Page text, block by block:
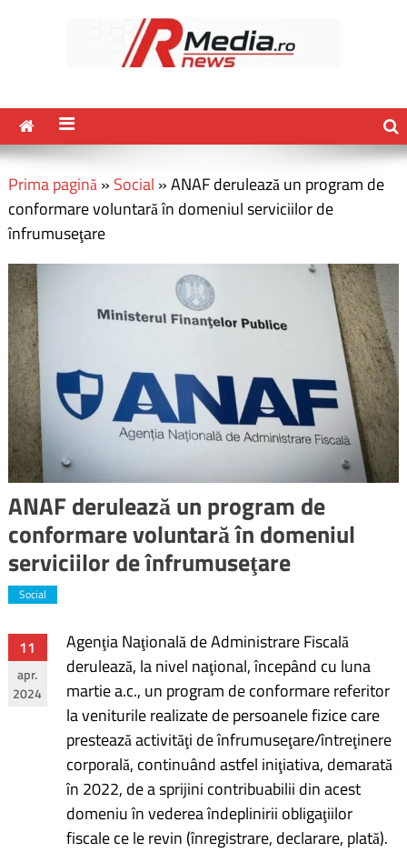
Prima pagină» Social »ANAF derulează un program de
conformare voluntară în domeniul serviciilor de
înfrumuseţare
ANAF derulează un program de
conformare voluntară în domeniul
serviciilor de înfrumuseţare
Social
11
apr.
2024
Agenţia Naţională de Administrare Fiscală
derulează, la nivel naţional, începând cu luna
martie a.c., un program de conformare referitor
la veniturile realizate de persoanele fizice care
prestează activităţi de înfrumuseţare/întreţinere
corporală, continuând astfel iniţiativa, demarată
în 2022, de a sprijini contribuabilii din acest
domeniu în vederea îndeplinirii obligaţiilor
fiscale ce le revin (înregistrare, declarare, plată).
Navigare
în
articole